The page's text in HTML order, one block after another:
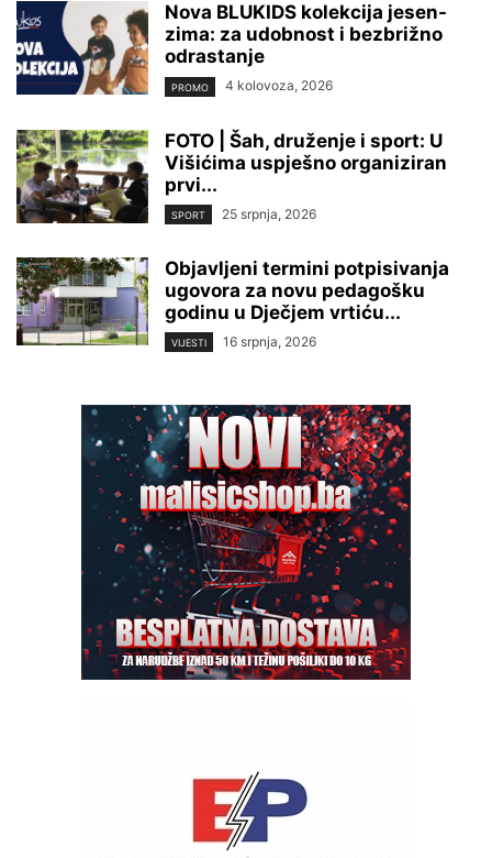
Nova BLUKIDS kolekcija jesen-
zima: za udobnost i bezbrižno
odrastanje
PROMO 4 kolovoza, 2026
FOTO | Šah, druženje i sport: U
Višićima uspješno organiziran
prvi...
SPORT 25 srpnja, 2026
Objavljeni termini potpisivanja
ugovora za novu pedagošku
godinu u Dječjem vrtiću...
VIJESTI 16 srpnja, 2026